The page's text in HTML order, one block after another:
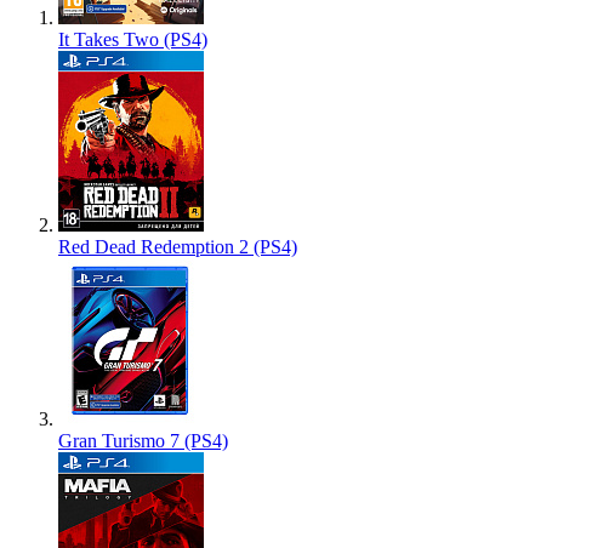
It Takes Two (PS4)
Red Dead Redemption 2 (PS4)
Gran Turismo 7 (PS4)